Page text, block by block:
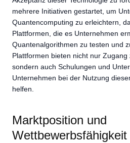
mehrere Initiativen gestartet, um
Quantencomputing zu erleichtern,
Plattformen, die es Unternehmen
Quantenalgorithmen zu testen und
Plattformen bieten nicht nur
sondern auch Schulungen und
Unternehmen bei der Nutzung
helfen.
Marktposition und
Wettbewerbsfähigkeit